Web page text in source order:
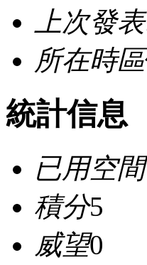
上次發
所在時區
統計信息
已用空間
積分5
威望0